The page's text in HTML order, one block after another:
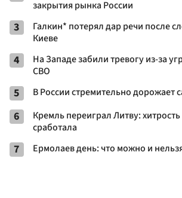
закрытия рынка России
3
Галкин* потерял дар речи после
Киеве
4
На Западе забили тревогу из-за
СВО
5 В России стремительно дорожает
6
Кремль переиграл Литву:
сработала
7 Ермолаев день: что можно и